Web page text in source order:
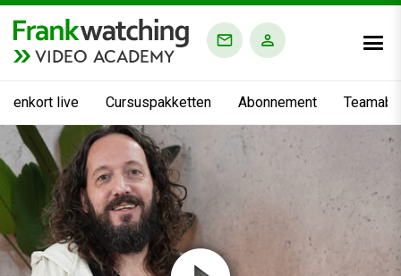
VIDEO ACADEMY
live Cursuspakketten Abonnement